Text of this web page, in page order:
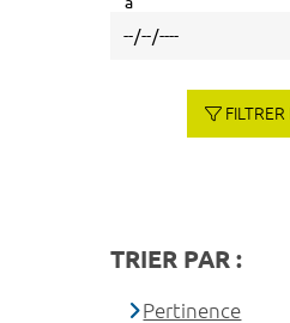
TRIER PAR :
Pertinence